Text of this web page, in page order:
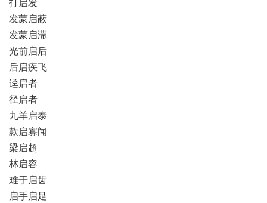
发蒙启蔽
发蒙启滞
光前启后
后启疾飞
迳启者
径启者
九羊启泰
款启寡闻
梁启超
林启容
难于启齿
启手启足